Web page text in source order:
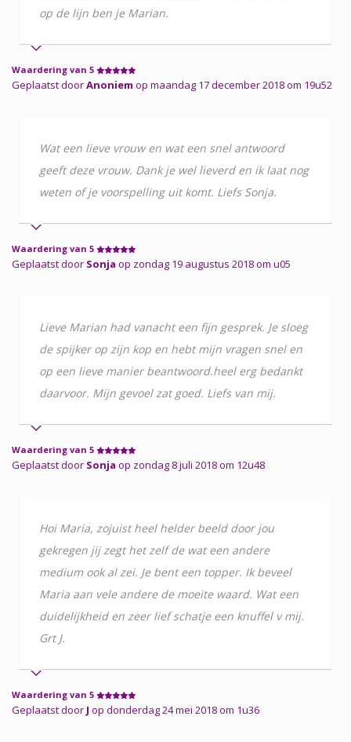
op de lijn ben je Marian.
Waardering van 5
Geplaatst doorAnoniem op maandag 17 december 2018 om 19u52
Wat een lieve vrouw en wat een snel antwoord
geeft deze vrouw. Dank je wel lieverd en ik laat nog
weten of je voorspelling uit komt. Liefs Sonja.
Waardering van 5
Geplaatst door Sonja op zondag 19 augustus 2018 om u05
Lieve Marian had vanacht een fijn gesprek. Je sloeg
de spijker op zijn kop en hebt mijn vragen snel en
op een lieve manier beantwoord.heel erg bedankt
daarvoor. Mijn gevoel zat goed. Liefs van mij.
Waardering van 5
Geplaatst door Sonja op zondag 8 juli 2018 om 12u48
Hoi Maria, zojuist heel helder beeld door jou
gekregen jij zegt het zelf de wat een andere
medium ook al zei. Je bent een topper. Ik beveel
Maria aan vele andere de moeite waard. Wat een
duidelijkheid en zeer lief schatje een knuffel v mij.
Grt J.
Waardering van 5
Geplaatst door J op donderdag 24 mei 2018 om 1u36